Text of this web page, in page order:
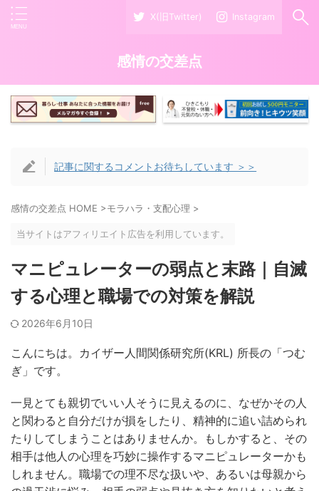
X(旧Twitter) Instagram
感情の交差点
記事に関するコメントお待ちしています ＞＞
感情の交差点 HOME >モラハラ・支配心理 >
当サイトはアフィリエイト広告を利用しています。
マニピュレーターの弱点と末路｜自滅
する心理と職場での対策を解説
2026年6月10日
こんにちは。カイザー人間関係研究所(KRL) 所長の「つむ
ぎ」です。
一見とても親切でいい人そうに見えるのに、なぜかその人
と関わると自分だけが損をしたり、精神的に追い詰められ
たりしてしまうことはありませんか。もしかすると、その
相手は他人の心理を巧妙に操作するマニピュレーターかも
しれません。職場での理不尽な扱いや、あるいは母親から